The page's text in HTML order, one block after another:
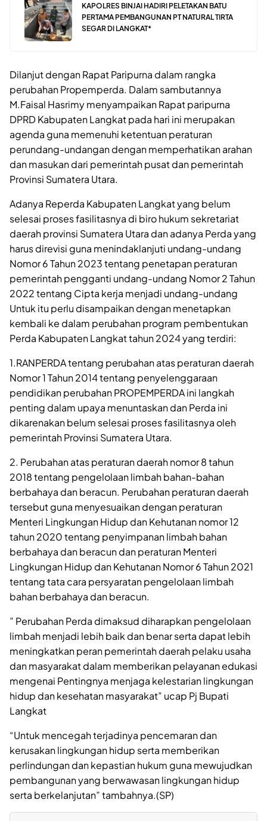
KAPOLRES BINJAI HADIRI PELETAKAN BATU
PERTAMA PEMBANGUNAN PT NATURAL TIRTA
SEGAR DI LANGKAT*
Dilanjut dengan Rapat Paripurna dalam rangka
perubahan Propemperda. Dalam sambutannya
M.Faisal Hasrimy menyampaikan Rapat paripurna
DPRD Kabupaten Langkat pada hari ini merupakan
agenda guna memenuhi ketentuan peraturan
perundang-undangan dengan memperhatikan arahan
dan masukan dari pemerintah pusat dan pemerintah
Provinsi Sumatera Utara.
Adanya Reperda Kabupaten Langkat yang belum
selesai proses fasilitasnya di biro hukum sekretariat
daerah provinsi Sumatera Utara dan adanya Perda yang
harus direvisi guna menindaklanjuti undang-undang
Nomor 6 Tahun 2023 tentang penetapan peraturan
pemerintah pengganti undang-undang Nomor 2 Tahun
2022 tentang Cipta kerja menjadi undang-undang
Untuk itu perlu disampaikan dengan menetapkan
kembali ke dalam perubahan program pembentukan
Perda Kabupaten Langkat tahun 2024 yang terdiri:
1.RANPERDA tentang perubahan atas peraturan daerah
Nomor 1 Tahun 2014 tentang penyelenggaraan
pendidikan perubahan PROPEMPERDA ini langkah
penting dalam upaya menuntaskan dan Perda ini
dikarenakan belum selesai proses fasilitasnya oleh
pemerintah Provinsi Sumatera Utara.
2. Perubahan atas peraturan daerah nomor 8 tahun
2018 tentang pengelolaan limbah bahan-bahan
berbahaya dan beracun. Perubahan peraturan daerah
tersebut guna menyesuaikan dengan peraturan
Menteri Lingkungan Hidup dan Kehutanan nomor 12
tahun 2020 tentang penyimpanan limbah bahan
berbahaya dan beracun dan peraturan Menteri
Lingkungan Hidup dan Kehutanan Nomor 6 Tahun 2021
tentang tata cara persyaratan pengelolaan limbah
bahan berbahaya dan beracun.
” Perubahan Perda dimaksud diharapkan pengelolaan
limbah menjadi lebih baik dan benar serta dapat lebih
meningkatkan peran pemerintah daerah pelaku usaha
dan masyarakat dalam memberikan pelayanan edukasi
mengenai Pentingnya menjaga kelestarian lingkungan
hidup dan kesehatan masyarakat” ucap Pj Bupati
Langkat
“Untuk mencegah terjadinya pencemaran dan
kerusakan lingkungan hidup serta memberikan
perlindungan dan kepastian hukum guna mewujudkan
pembangunan yang berwawasan lingkungan hidup
serta berkelanjutan” tambahnya.(SP)